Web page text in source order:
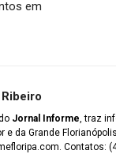
em
Jornal Informe , traz
e da Grande
Contatos: